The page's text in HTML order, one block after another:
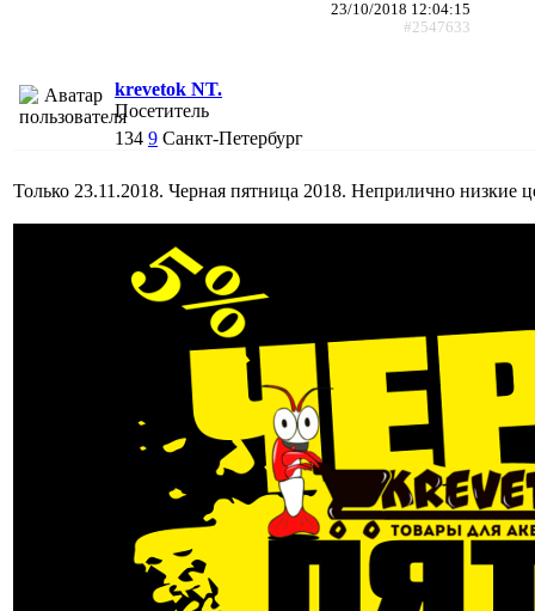
23/10/2018 12:04:15
#2547633
krevetok NT.
Посетитель
134 9 Санкт-Петербург
Только 23.11.2018. Черная пятница 2018. Неприлично низкие